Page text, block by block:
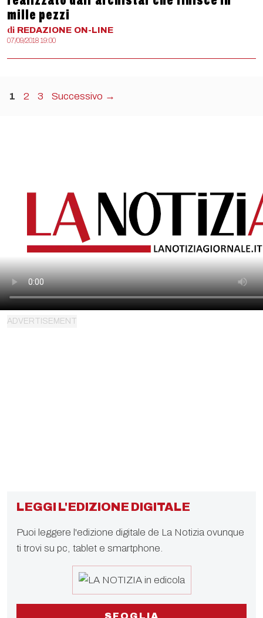
mille pezzi
di REDAZIONE ON-LINE
07/09/2018 19:00
Pagina
1 Pagina
2 Pagina
3 Successivo →
LEGGI L'EDIZIONE DIGITALE
Puoi leggere l'edizione digitale de La Notizia ovunque
ti trovi su pc, tablet e smartphone.
SFOGLIA